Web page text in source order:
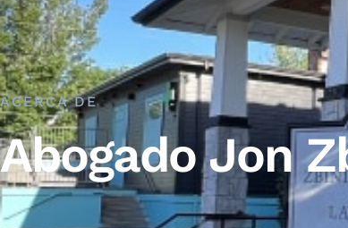
ACERCA DE
Abogado Jon